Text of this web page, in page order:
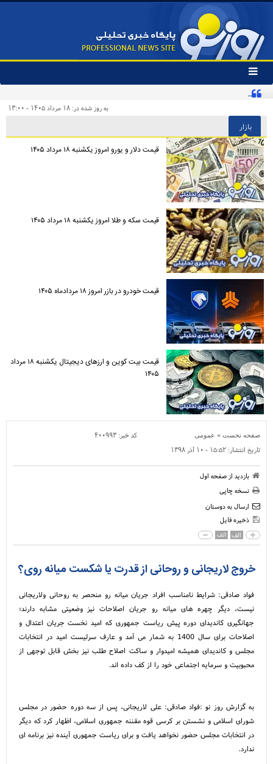
تغییر
وضعیت
منوی
ها
به روز شده در: ۱۸ مرداد ۱۴۰۵ - ۱۳:۰۰
بازار
قیمت دلار و یورو امروز یکشنبه ۱۸ مرداد ۱۴۰۵
قیمت سکه و طلا امروز یکشنبه ۱۸ مرداد ۱۴۰۵
قیمت خودرو در بازر امروز ۱۸ مردادماه ۱۴۰۵
قیمت بیت کوین و ارز‌های دیجیتال یکشنبه ۱۸ مرداد
۱۴۰۵
صفحه نخست » عمومی کد خبر: ۴۰۰۹۹۳
تاریخ انتشار: ۱۵:۵۲ - ۱۰ آذر ۱۳۹۸
بازدید از صفحه اول
نسخه چاپی
ارسال به دوستان
ذخیره فایل
الف الف
خروج لاریجانی و روحانی از قدرت یا شکست میانه روی؟
فواد صادقی: شرایط نامناسب افراد جریان میانه رو منحصر به روحانی ولاریجانی
نیست، دیگر چهره های میانه رو جریان اصلاحات نیز وضعیتی مشابه دارند؛
جهانگیری کاندیدای دوره پیش ریاست جمهوری که امید نخست جریان اعتدال و
اصلاحات برای سال 1400 به شمار می آمد و عارف سرلیست امید در انتخابات
مجلس و کاندیدای همیشه امیدوار و ساکت اصلاح طلب نیز بخش قابل توجهی از
محبوبیت و سرمایه اجتماعی خود را از کف داده اند.
به گزارش روز نو :فواد صادقی: علی لاریجانی، پس از سه دوره حضور در مجلس
شورای اسلامی و نشستن بر کرسی قوه مقننه جمهوری اسلامی، اظهار کرد که دیگر
در انتخابات مجلس حضور نخواهد یافت و برای ریاست جمهوری آینده نیز برنامه ای
ندارد.